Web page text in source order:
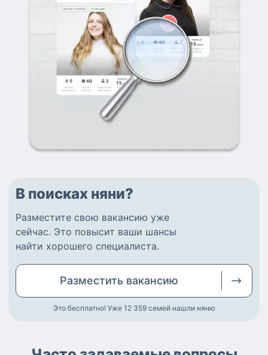
В поисках няни?
Разместите свою вакансию уже
сейчас. Это повысит ваши шансы
найти хорошего специалиста.
Разместить вакансию
Это бесплатно! Уже 12 359 семей нашли няню